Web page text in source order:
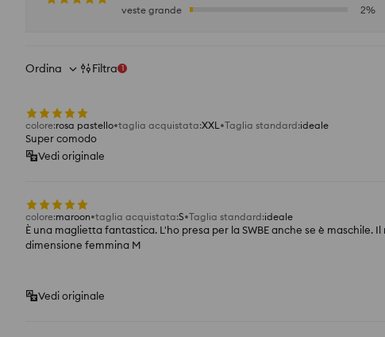
veste grande
2%
Ordina Filtra 1
colore:rosa pastello taglia acquistata:XXL Taglia standard:ideale
Super comodo
Vedi originale
colore:maroon taglia acquistata:S Taglia standard:ideale
È una maglietta fantastica. L'ho presa per la SWBE anche se è maschile.
dimensione femmina M
Vedi originale